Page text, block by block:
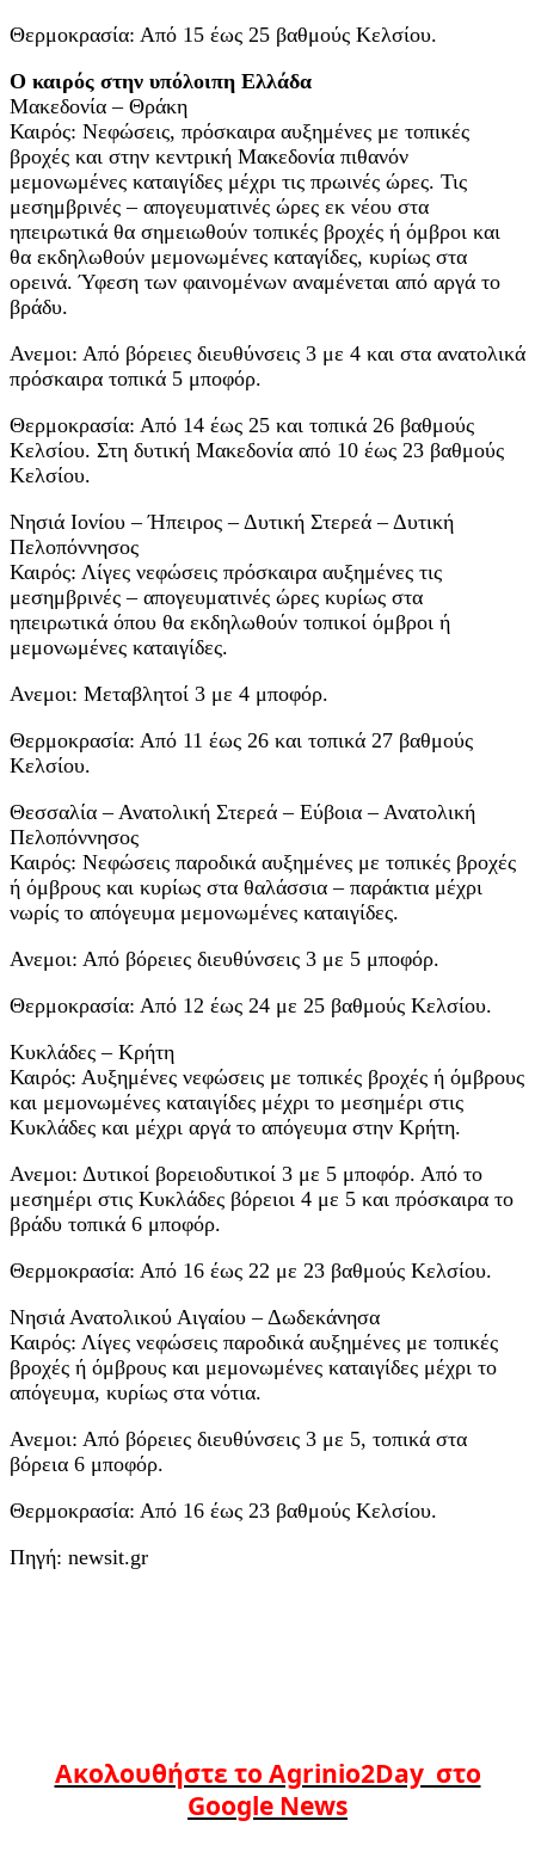
Θερμοκρασία: Από 15 έως 25 βαθμούς Κελσίου.
Ο καιρός στην υπόλοιπη Ελλάδα
Μακεδονία – Θράκη
Καιρός: Νεφώσεις, πρόσκαιρα αυξημένες με τοπικές
βροχές και στην κεντρική Μακεδονία πιθανόν
μεμονωμένες καταιγίδες μέχρι τις πρωινές ώρες. Τις
μεσημβρινές – απογευματινές ώρες εκ νέου στα
ηπειρωτικά θα σημειωθούν τοπικές βροχές ή όμβροι και
θα εκδηλωθούν μεμονωμένες καταγίδες, κυρίως στα
ορεινά. Ύφεση των φαινομένων αναμένεται από αργά το
βράδυ.
Ανεμοι: Από βόρειες διευθύνσεις 3 με 4 και στα ανατολικά
πρόσκαιρα τοπικά 5 μποφόρ.
Θερμοκρασία: Από 14 έως 25 και τοπικά 26 βαθμούς
Κελσίου. Στη δυτική Μακεδονία από 10 έως 23 βαθμούς
Κελσίου.
Νησιά Ιονίου – Ήπειρος – Δυτική Στερεά – Δυτική
Πελοπόννησος
Καιρός: Λίγες νεφώσεις πρόσκαιρα αυξημένες τις
μεσημβρινές – απογευματινές ώρες κυρίως στα
ηπειρωτικά όπου θα εκδηλωθούν τοπικοί όμβροι ή
μεμονωμένες καταιγίδες.
Ανεμοι: Μεταβλητοί 3 με 4 μποφόρ.
Θερμοκρασία: Από 11 έως 26 και τοπικά 27 βαθμούς
Κελσίου.
Θεσσαλία – Ανατολική Στερεά – Εύβοια – Ανατολική
Πελοπόννησος
Καιρός: Νεφώσεις παροδικά αυξημένες με τοπικές βροχές
ή όμβρους και κυρίως στα θαλάσσια – παράκτια μέχρι
νωρίς το απόγευμα μεμονωμένες καταιγίδες.
Ανεμοι: Από βόρειες διευθύνσεις 3 με 5 μποφόρ.
Θερμοκρασία: Από 12 έως 24 με 25 βαθμούς Κελσίου.
Κυκλάδες – Κρήτη
Καιρός: Αυξημένες νεφώσεις με τοπικές βροχές ή όμβρους
και μεμονωμένες καταιγίδες μέχρι το μεσημέρι στις
Κυκλάδες και μέχρι αργά το απόγευμα στην Κρήτη.
Ανεμοι: Δυτικοί βορειοδυτικοί 3 με 5 μποφόρ. Από το
μεσημέρι στις Κυκλάδες βόρειοι 4 με 5 και πρόσκαιρα το
βράδυ τοπικά 6 μποφόρ.
Θερμοκρασία: Από 16 έως 22 με 23 βαθμούς Κελσίου.
Νησιά Ανατολικού Αιγαίου – Δωδεκάνησα
Καιρός: Λίγες νεφώσεις παροδικά αυξημένες με τοπικές
βροχές ή όμβρους και μεμονωμένες καταιγίδες μέχρι το
απόγευμα, κυρίως στα νότια.
Ανεμοι: Από βόρειες διευθύνσεις 3 με 5, τοπικά στα
βόρεια 6 μποφόρ.
Θερμοκρασία: Από 16 έως 23 βαθμούς Κελσίου.
Πηγή: newsit.gr
Ακολουθήστε το Agrinio2Day στο
Google News